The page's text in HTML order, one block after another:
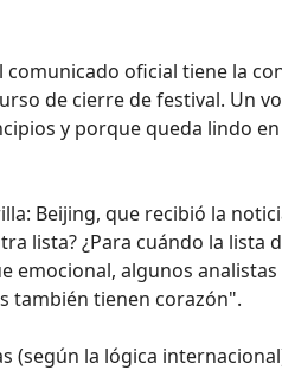
comunicado oficial tiene la
de cierre de festival. Un
y porque queda lindo
Beijing, que recibió la
lista? ¿Para cuándo la
emocional, algunos
también tienen corazón".
(según la lógica